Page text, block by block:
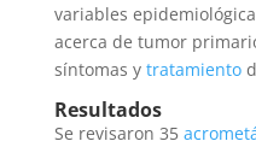
variables
acerca de tumor
síntomas y tratamiento
Resultados
Se revisaron 35